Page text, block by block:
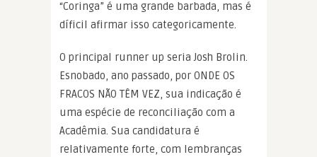
“Coringa” é uma grande barbada, mas é
díficil afirmar isso categoricamente.
O principal runner up seria Josh Brolin.
Esnobado, ano passado, por ONDE OS
FRACOS NÃO TÊM VEZ, sua indicação é
uma espécie de reconciliação com a
Acadêmia. Sua candidatura é
relativamente forte, com lembranças